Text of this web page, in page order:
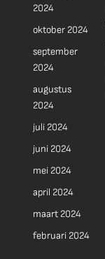
2024
oktober 2024
september
2024
augustus
2024
juli 2024
juni 2024
mei 2024
april 2024
maart 2024
februari 2024